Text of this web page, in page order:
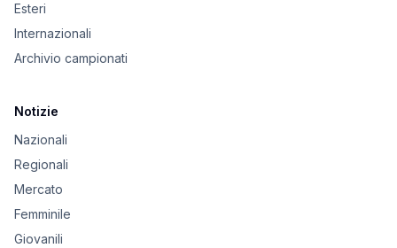
Esteri
Internazionali
Archivio campionati
Notizie
Nazionali
Regionali
Mercato
Femminile
Giovanili